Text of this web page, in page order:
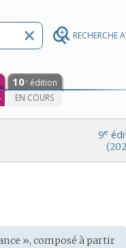
RECHERCHE
10e édition
EN COURS
9e
», composé à partir